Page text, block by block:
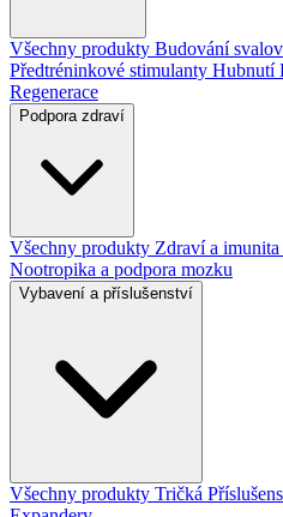
Všechny produkty Budování
Předtréninkové stimulanty Hubnutí
Regenerace
Podpora zdraví
Všechny produkty Zdraví a imunita
Nootropika a podpora mozku
Vybavení a příslušenství
Všechny produkty Tričká